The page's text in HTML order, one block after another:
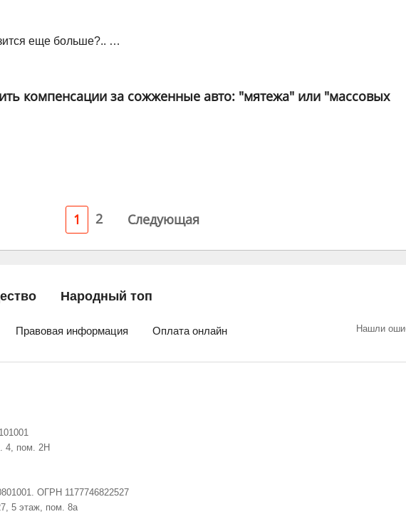
еще больше?.. …
компенсации за сожженные авто: "мятежа" или "массовых
1 2 Следующая
Народный топ
Правовая информация Оплата онлайн Нашли
4, пом. 2Н
ОГРН 1177746822527
5 этаж, пом. 8а